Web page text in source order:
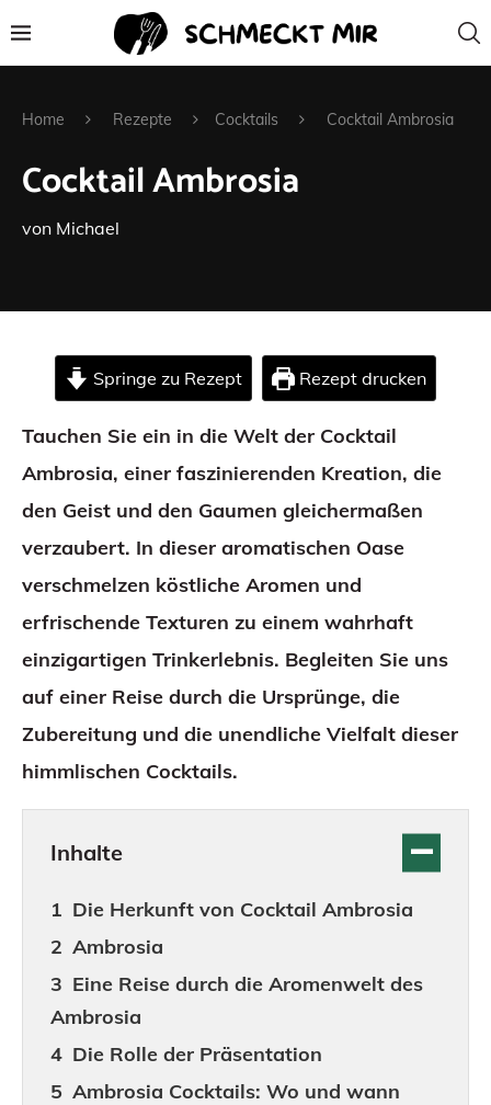
Home Rezepte Cocktails Cocktail Ambrosia
Cocktail Ambrosia
von Michael
Springe zu Rezept Rezept drucken
Tauchen Sie ein in die Welt der Cocktail
Ambrosia, einer faszinierenden Kreation, die
den Geist und den Gaumen gleichermaßen
verzaubert. In dieser aromatischen Oase
verschmelzen köstliche Aromen und
erfrischende Texturen zu einem wahrhaft
einzigartigen Trinkerlebnis. Begleiten Sie uns
auf einer Reise durch die Ursprünge, die
Zubereitung und die unendliche Vielfalt dieser
himmlischen Cocktails.
Inhalte
Die Herkunft von Cocktail Ambrosia
Ambrosia
Eine Reise durch die Aromenwelt des
Ambrosia
Die Rolle der Präsentation
Ambrosia Cocktails: Wo und wann